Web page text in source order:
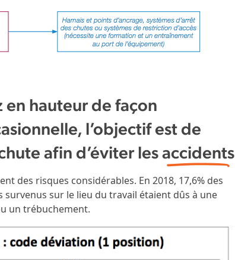
en hauteur de façon
l’objectif est de
afin d’éviter les accidents
des risques considérables. En 2018, 17,6% des
survenus sur le lieu du travail étaient dûs à une
un trébuchement.